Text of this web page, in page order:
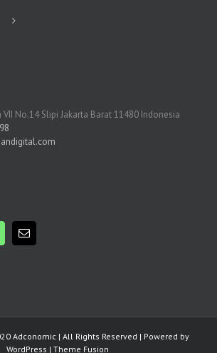
VII No.14 Slipi Jakarta Barat 11480 Indonesia
Adconomic | All Rights Reserved | Powered by
WordPress | Theme Fusion